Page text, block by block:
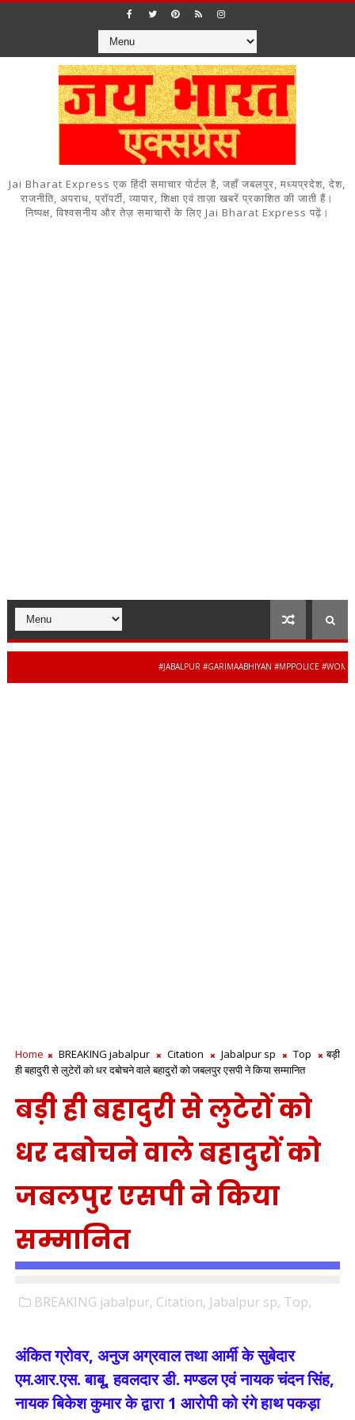
Jai Bharat Express एक हिंदी समाचार पोर्टल है, जहाँ जबलपुर, मध्यप्रदेश, देश,
राजनीति, अपराध, प्रॉपर्टी, व्यापार, शिक्षा एवं ताज़ा खबरें प्रकाशित की जाती हैं।
निष्पक्ष, विश्वसनीय और तेज़ समाचारों के लिए Jai Bharat Express पढ़ें।
#JABALPUR #GARIMAABHIYAN #MPPOLICE
Home BREAKING jabalpur Citation Jabalpur sp Top
बड़ी
ही बहादुरी से लुटेरों को धर दबोचने वाले बहादुरों को जबलपुर एसपी ने किया सम्मानित
बड़ी ही बहादुरी से लुटेरों को
धर दबोचने वाले बहादुरों को
जबलपुर एसपी ने किया
सम्मानित
BREAKING jabalpur, Citation, Jabalpur sp, Top,
अंकित ग्रोवर, अनुज अग्रवाल तथा आर्मी के सुबेदार
एम.आर.एस. बाबू, हवलदार डी. मण्डल एवं नायक चंदन सिंह,
नायक बिकेश कुमार के द्वारा 1 आरोपी को रंगे हाथ पकड़ा